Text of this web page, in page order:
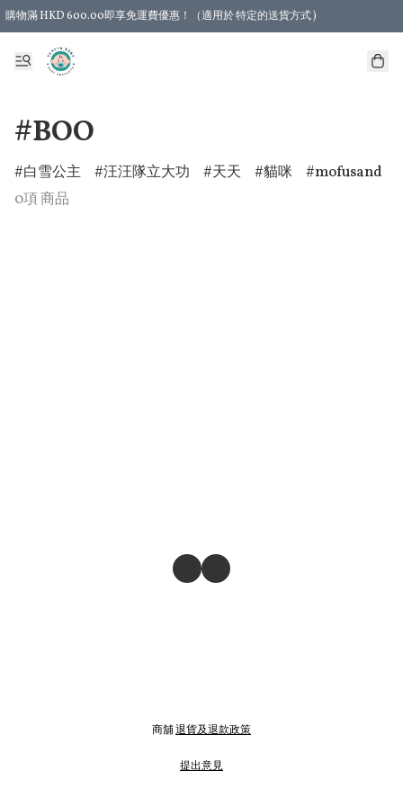
購物滿 HKD 600.00即享免運費優惠！（適用於 特定的送貨方式 )
#BOO
白雪公主 汪汪隊立大功 天天 貓咪
mofusand
0項 商品
商舖退貨及退款政策
提出意見